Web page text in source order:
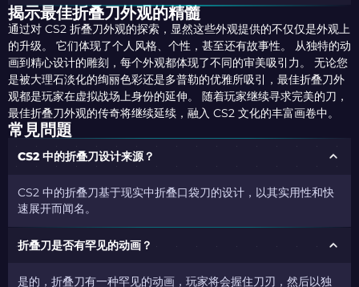
揭示最佳折叠刀外观的精髓
通过对 CS2 折叠刀外观的探索，显然这些外观提供的不仅仅是外观上
的升级。 它们体现了个人风格、个性，甚至还有故事性。 从独特的动
画到精心设计的雕刻，每个外观都体现了不同的审美吸引力。 无论您
是被大理石淡化的绚丽色彩还是多普勒的优雅所吸引，最佳折叠刀外
观都是玩家在虚拟战场上身份的延伸。 随着玩家继续寻求完美的刀，
最佳折叠刀外观的传奇将继续延续，融入 CS2 文化的丰富画卷中。
常見問題
CS2 中的折叠刀设计来源？
CS2 中的折叠刀基于现实中折叠口袋刀的设计，以其实用性和快
速展开而闻名。
折叠刀是否有罕见的动画？
是的，折叠刀有一种罕见的动画，玩家将会握住刀刃，然后以独